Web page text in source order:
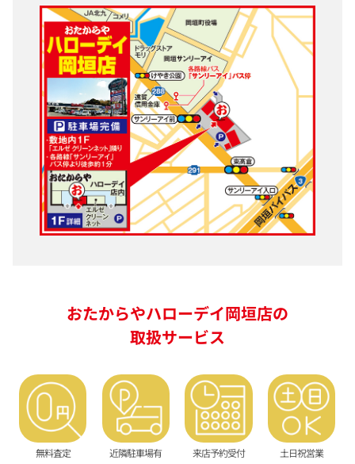
おたからやハローデイ岡垣店の
取扱サービス
無料査定 近隣駐車場有 来店予約受付 土日祝営業